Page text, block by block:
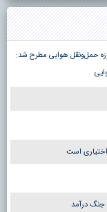
حمل‌ونقل هوایی مطرح شد:
است
جنگ درآمد